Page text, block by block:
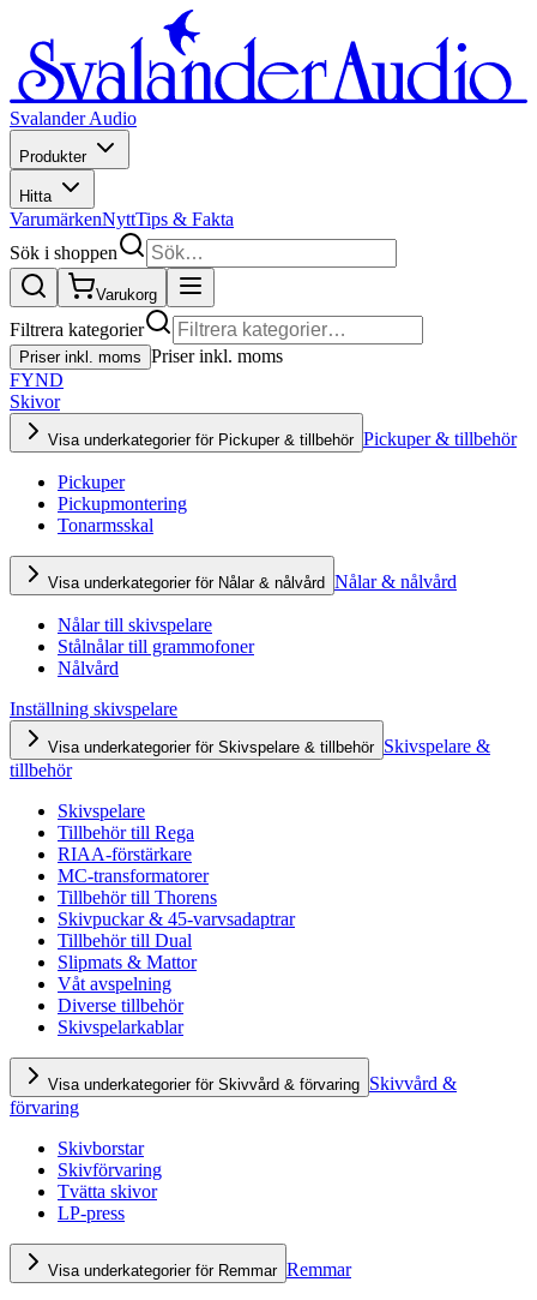
Svalander Audio
Produkter
Hitta
VarumärkenNyttTips & Fakta
Sök i shoppen
Varukorg
Filtrera kategorier
Priser inkl. moms Priser inkl. moms
FYND
Skivor
Visa underkategorier för Pickuper & tillbehör Pickuper & tillbehör
Pickuper
Pickupmontering
Tonarmsskal
Visa underkategorier för Nålar & nålvård Nålar & nålvård
Nålar till skivspelare
Stålnålar till grammofoner
Nålvård
Inställning skivspelare
Visa underkategorier för Skivspelare & tillbehör Skivspelare &
tillbehör
Skivspelare
Tillbehör till Rega
RIAA-förstärkare
MC-transformatorer
Tillbehör till Thorens
Skivpuckar & 45-varvsadaptrar
Tillbehör till Dual
Slipmats & Mattor
Våt avspelning
Diverse tillbehör
Skivspelarkablar
Visa underkategorier för Skivvård & förvaring Skivvård &
förvaring
Skivborstar
Skivförvaring
Tvätta skivor
LP-press
Visa underkategorier för Remmar Remmar